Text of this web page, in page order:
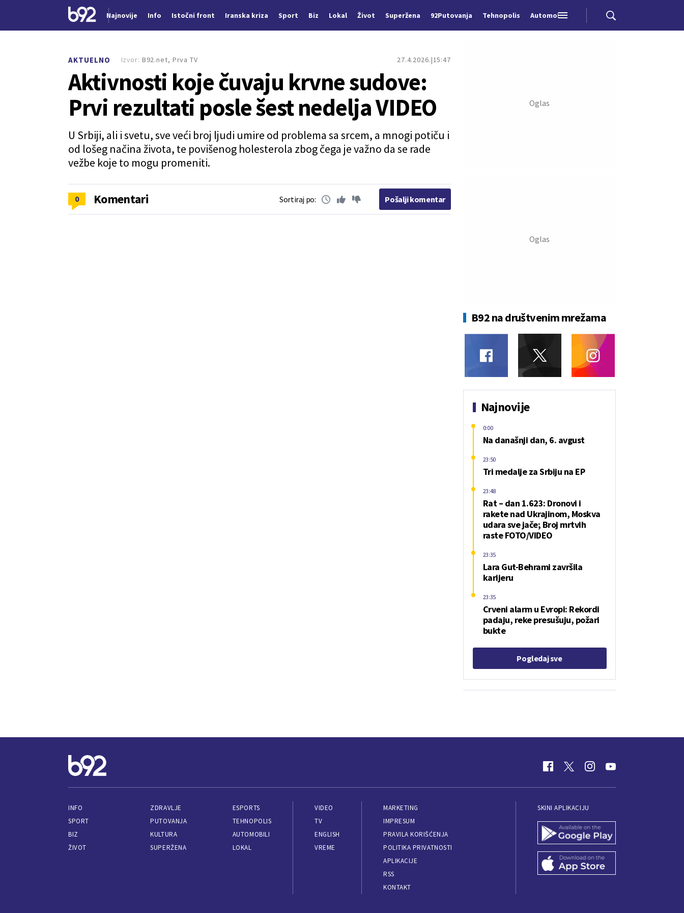
Najnovije Info Istočni front Iranska kriza Sport Biz Lokal Život Superžena 92Putovanja Tehnopolis Automobili
AKTUELNO 27.4.2026. 15:47
Aktivnosti koje čuvaju krvne sudove:
Prvi rezultati posle šest nedelja VIDEO
U Srbiji, ali i svetu, sve veći broj ljudi umire od problema sa srcem, a mnogi potiču i
od lošeg načina života, te povišenog holesterola zbog čega je važno da se rade
vežbe koje to mogu promeniti.
Izvor: B92.net, Prva TV
0 Komentari Sortiraj po: Pošalji komentar
B92 na društvenim mrežama
Najnovije
Na današnji dan, 6. avgust
0:00
Tri medalje za Srbiju na EP
23:50
Rat – dan 1.623: Dronovi i
rakete nad Ukrajinom, Moskva
udara sve jače; Broj mrtvih
raste FOTO/VIDEO
23:48
Lara Gut-Behrami završila
karijeru
23:35
Crveni alarm u Evropi: Rekordi
padaju, reke presušuju, požari
bukte
23:35
Pogledaj sve
INFO
SPORT
BIZ
ŽIVOT
ZDRAVLJE
PUTOVANJA
KULTURA
SUPERŽENA
ESPORTS
TEHNOPOLIS
AUTOMOBILI
LOKAL
VIDEO
TV
ENGLISH
VREME
MARKETING
IMPRESUM
PRAVILA KORIŠĆENJA
POLITIKA PRIVATNOSTI
APLIKACIJE
RSS
KONTAKT
SKINI APLIKACIJU